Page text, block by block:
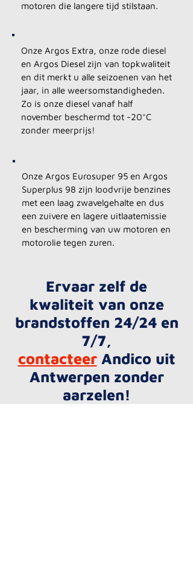
motoren die langere tijd stilstaan.
Onze Argos Extra, onze rode diesel
en Argos Diesel zijn van topkwaliteit
en dit merkt u alle seizoenen van het
jaar, in alle weersomstandigheden.
Zo is onze diesel vanaf half
november beschermd tot -20°C
zonder meerprijs!
Onze Argos Eurosuper 95 en Argos
Superplus 98 zijn loodvrije benzines
met een laag zwavelgehalte en dus
een zuivere en lagere uitlaatemissie
en bescherming van uw motoren en
motorolie tegen zuren.
Ervaar zelf de
kwaliteit van onze
brandstoffen 24/24 en
7/7,
contacteerAndico uit
Antwerpen zonder
aarzelen!